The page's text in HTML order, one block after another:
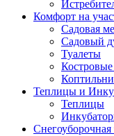
Комфорт на
Садовая
Садовый
Туалеты
Коптильни
Теплицы и
Теплицы
Снегоуборочная